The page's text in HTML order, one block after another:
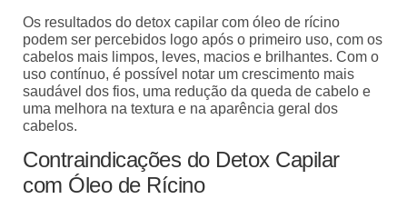
Os resultados do detox capilar com óleo de rícino
podem ser percebidos logo após o primeiro uso, com os
cabelos mais limpos, leves, macios e brilhantes. Com o
uso contínuo, é possível notar um crescimento mais
saudável dos fios, uma redução da queda de cabelo e
uma melhora na textura e na aparência geral dos
cabelos.
Contraindicações do Detox Capilar
com Óleo de Rícino